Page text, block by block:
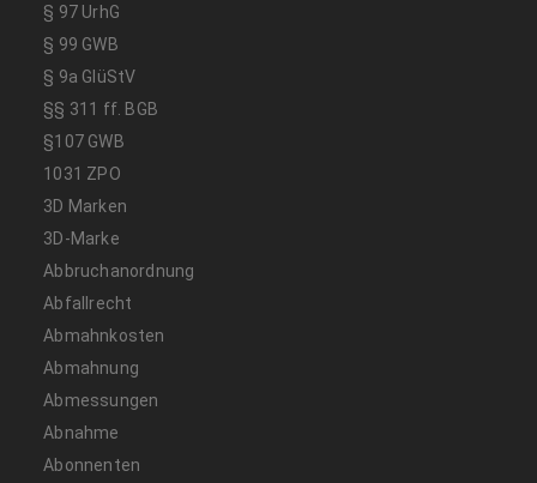
§ 97 UrhG
§ 99 GWB
§ 9a GlüStV
§§ 311 ff. BGB
§107 GWB
1031 ZPO
3D Marken
3D-Marke
Abbruchanordnung
Abfallrecht
Abmahnkosten
Abmahnung
Abmessungen
Abnahme
Abonnenten